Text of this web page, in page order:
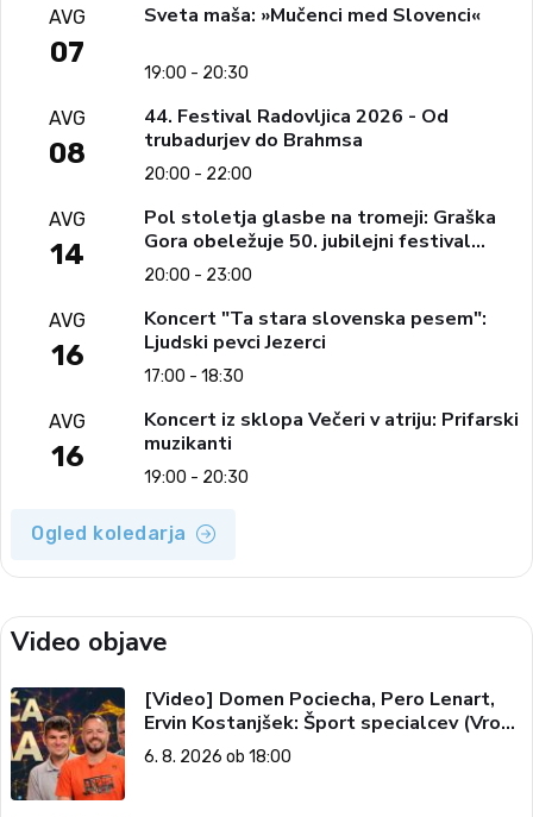
AVG
07
Sveta maša: »Mučenci med Slovenci«
19:00 - 20:30
AVG
08
44. Festival Radovljica 2026 - Od
trubadurjev do Brahmsa
20:00 - 22:00
AVG
14
Pol stoletja glasbe na tromeji: Graška
Gora obeležuje 50. jubilejni festival
narodno-zabavne glasbe
20:00 - 23:00
AVG
16
Koncert "Ta stara slovenska pesem":
Ljudski pevci Jezerci
17:00 - 18:30
AVG
16
Koncert iz sklopa Večeri v atriju: Prifarski
muzikanti
19:00 - 20:30
Ogled koledarja
Video objave
[Video] Domen Pociecha, Pero Lenart,
Ervin Kostanjšek: Šport specialcev (Vroča
tema, 6. 8. 2026)
6. 8. 2026 ob 18:00